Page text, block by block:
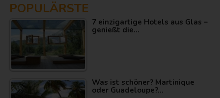
POPULÄRSTE
7 einzigartige Hotels aus Glas –
genießt die…
Was ist schöner? Martinique
oder Guadeloupe?…